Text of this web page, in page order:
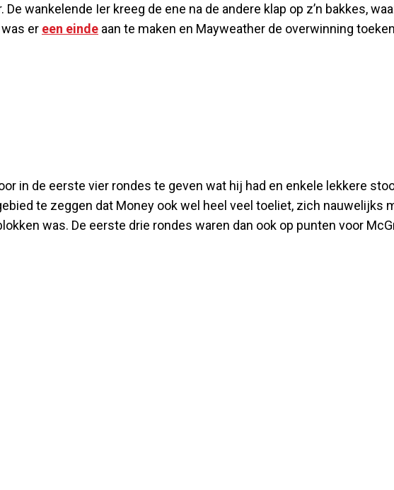
wankelende Ier kreeg de ene na de andere klap op z’n bakkes,
er een einde aan te maken en Mayweather de overwinning
in de eerste vier rondes te geven wat hij had en enkele lekkere
te zeggen dat Money ook wel heel veel toeliet, zich nauwelijks
was. De eerste drie rondes waren dan ook op punten voor